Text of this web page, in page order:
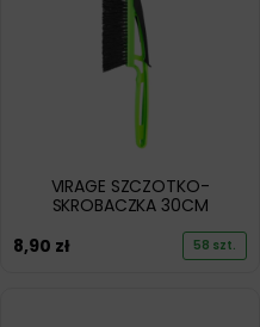
VIRAGE SZCZOTKO-
SKROBACZKA 30CM
8,90 zł 58 szt.